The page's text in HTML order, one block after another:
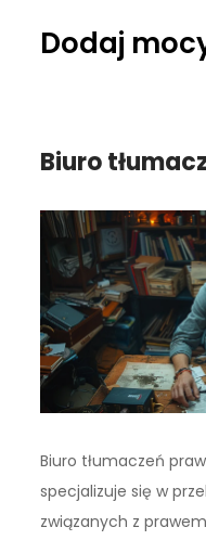
Dodaj
Biuro
Biuro tłumaczeń
specjalizuje się w
związanych z